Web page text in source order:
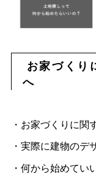
お家づくり
へ
・お家づくりに関
・実際に建物のデ
・何から始めてい